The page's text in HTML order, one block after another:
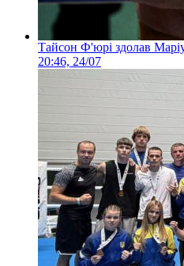
Тайсон Ф'юрі здолав
20:46, 24/07